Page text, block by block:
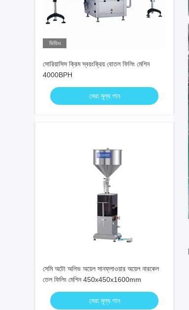
ভিডিও
সোরিয়াসিস ক্রিম স্বয়ংক্রিয় বোতল ফিলিং মেশিন
4000BPH
সেরা মূল্য পান
সেমি অটো অলিভ অয়েল সানফ্লাওয়ার অয়েল নারকেল
তেল ফিলিং মেশিন 450x450x1600mm
সেরা মূল্য পান